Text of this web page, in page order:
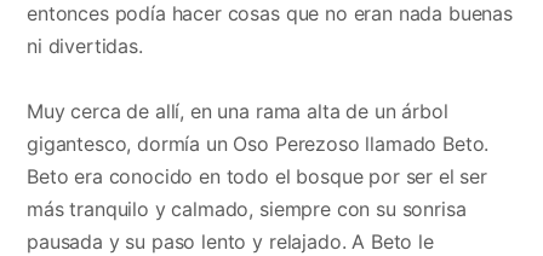
entonces podía hacer cosas que no eran nada buenas
ni divertidas.
Muy cerca de allí, en una rama alta de un árbol
gigantesco, dormía un Oso Perezoso llamado Beto.
Beto era conocido en todo el bosque por ser el ser
más tranquilo y calmado, siempre con su sonrisa
pausada y su paso lento y relajado. A Beto le